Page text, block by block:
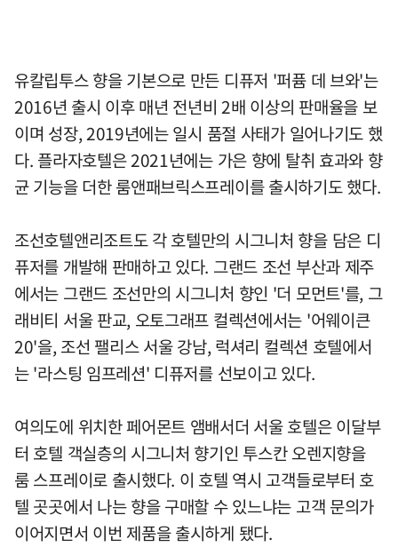
유칼립투스 향을 기본으로 만든 디퓨저 '퍼퓸 데 브와'는
2016년 출시 이후 매년 전년비 2배 이상의 판매율을 보
이며 성장, 2019년에는 일시 품절 사태가 일어나기도 했
다. 플라자호텔은 2021년에는 가은 향에 탈취 효과와 향
균 기능을 더한 룸앤패브릭스프레이를 출시하기도 했다.
조선호텔앤리조트도 각 호텔만의 시그니처 향을 담은 디
퓨저를 개발해 판매하고 있다. 그랜드 조선 부산과 제주
에서는 그랜드 조선만의 시그니처 향인 '더 모먼트'를, 그
래비티 서울 판교, 오토그래프 컬렉션에서는 '어웨이큰
20'을, 조선 팰리스 서울 강남, 럭셔리 컬렉션 호텔에서
는 '라스팅 임프레션' 디퓨저를 선보이고 있다.
여의도에 위치한 페어몬트 앰배서더 서울 호텔은 이달부
터 호텔 객실층의 시그니처 향기인 투스칸 오렌지향을
룸 스프레이로 출시했다. 이 호텔 역시 고객들로부터 호
텔 곳곳에서 나는 향을 구매할 수 있느냐는 고객 문의가
이어지면서 이번 제품을 출시하게 됐다.